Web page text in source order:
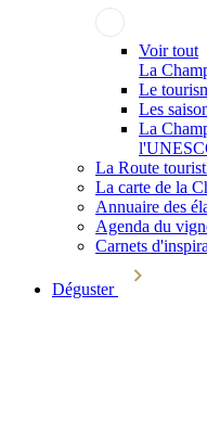
Voir tout
La
Le
Les
La
La Route
La carte de la
Annuaire des
Agenda du
Carnets
Déguster